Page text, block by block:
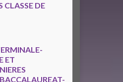
CLASSE DE
ET